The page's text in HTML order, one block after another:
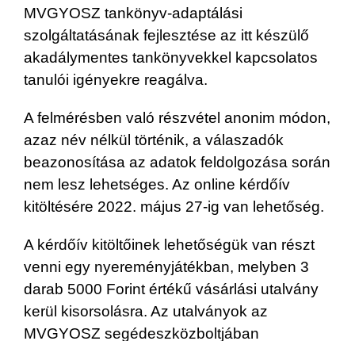
MVGYOSZ tankönyv-adaptálási
szolgáltatásának fejlesztése az itt készülő
akadálymentes tankönyvekkel kapcsolatos
tanulói igényekre reagálva.
A felmérésben való részvétel anonim módon,
azaz név nélkül történik, a válaszadók
beazonosítása az adatok feldolgozása során
nem lesz lehetséges. Az online kérdőív
kitöltésére 2022. május 27-ig van lehetőség.
A kérdőív kitöltőinek lehetőségük van részt
venni egy nyereményjátékban, melyben 3
darab 5000 Forint értékű vásárlási utalvány
kerül kisorsolásra. Az utalványok az
MVGYOSZ segédeszközboltjában